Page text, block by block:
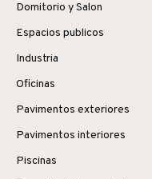
Domitorio y Salon
Espacios publicos
Industria
Oficinas
Pavimentos exteriores
Pavimentos interiores
Piscinas